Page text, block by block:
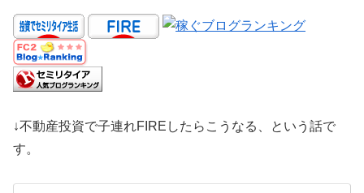
↓不動産投資で子連れFIREしたらこうなる、という話で
す。